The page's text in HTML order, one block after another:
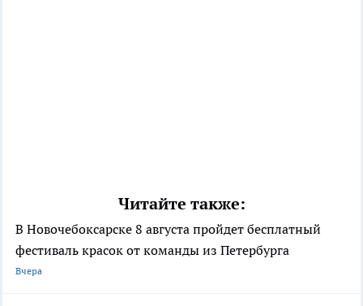
Читайте также:
В Новочебоксарске 8 августа пройдет бесплатный
фестиваль красок от команды из Петербурга
Вчера